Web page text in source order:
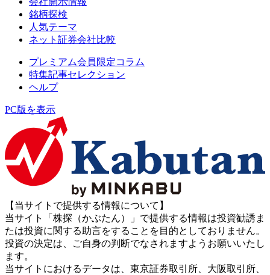
銘柄探検
人気テーマ
ネット証券会社比較
プレミアム会員限定コラム
特集記事セレクション
ヘルプ
PC版を表示
【当サイトで提供する情報について】
当サイト「株探（かぶたん）」で提供する情報は投資勧誘ま
たは投資に関する助言をすることを目的としておりません。
投資の決定は、ご自身の判断でなされますようお願いいたし
ます。
当サイトにおけるデータは、東京証券取引所、大阪取引所、